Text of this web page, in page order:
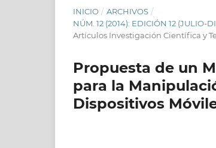
INICIO / ARCHIVOS /
NÚM. 12 (2014): EDICIÓN 12 (JULIO-
Artículos Investigación Científica y
Propuesta de un
para la
Dispositivos